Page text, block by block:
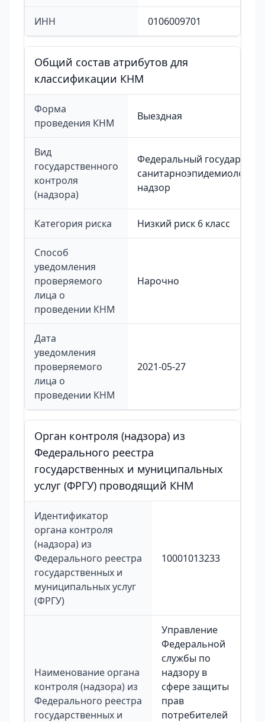
ИНН 0106009701
Общий состав атрибутов для
классификации КНМ
Форма
проведения КНМ
Выездная
Вид
государственного
контроля
(надзора)
Федеральный
надзор
Категория риска Низкий риск 6 класс
Способ
уведомления
проверяемого
лица о
проведении КНМ
Нарочно
Дата
уведомления
проверяемого
лица о
проведении КНМ
2021-05-27
Орган контроля (надзора) из
Федерального реестра
государственных и муниципальных
услуг (ФРГУ) проводящий КНМ
Идентификатор
органа контроля
(надзора) из
Федерального реестра
государственных и
муниципальных услуг
(ФРГУ)
10001013233
Наименование органа
контроля (надзора) из
Федерального реестра
государственных и
Управление
Федеральной
службы по
надзору в
сфере защиты
прав
потребителей